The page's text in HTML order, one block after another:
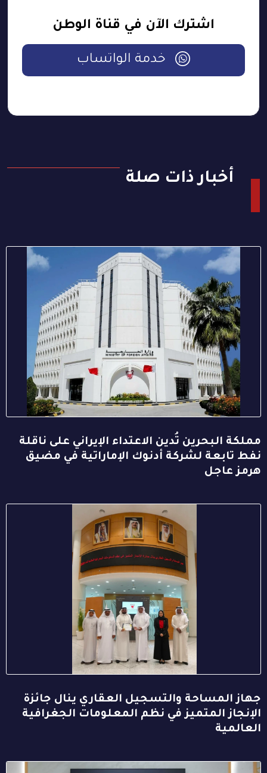
اشترك الآن في قناة الوطن
خدمة الواتساب
أخبار ذات صلة
مملكة البحرين تُدين الاعتداء الإيراني على ناقلة
نفط تابعة لشركة أدنوك الإماراتية في مضيق
هرمز عاجل
جهاز المساحة والتسجيل العقاري ينال جائزة
الإنجاز المتميز في نظم المعلومات الجغرافية
العالمية